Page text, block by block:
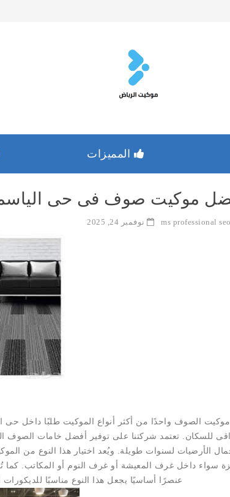
المميزات
موكيت صوف فى حى
ms professional نوفمبر 24, 2025
الصوف واحدًا من أكثر أنواع الموكيت طلبًا داخل حى
للسكان. تعتمد شركتنا على توفير أفضل خامات الصوف
الأرضيات لسنوات طويلة. ويُعد اختيار هذا النوع من
سواء داخل غرف المعيشة أو غرف النوم أو المكاتب. كما
عنصرًا أساسيًا يجعل هذا النوع مناسبًا